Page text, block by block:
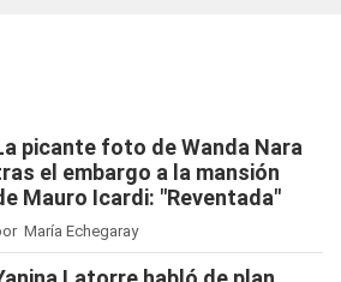
picante foto de Wanda Nara
el embargo a la mansión
Mauro Icardi: "Reventada"
María Echegaray